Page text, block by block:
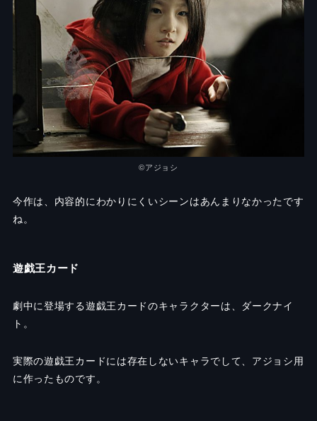
©️アジョシ
今作は、内容的にわかりにくいシーンはあんまりなかったです
ね。
遊戯王カード
劇中に登場する遊戯王カードのキャラクターは、ダークナイ
ト。
実際の遊戯王カードには存在しないキャラでして、アジョシ用
に作ったものです。